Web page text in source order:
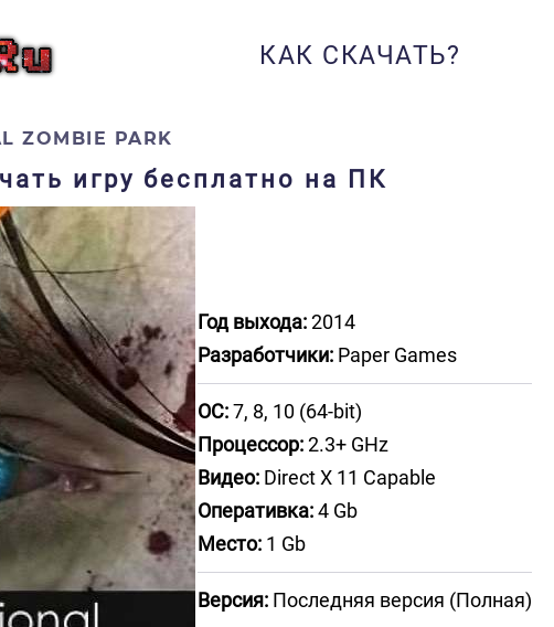
КАК СКАЧАТЬ?
ZOMBIE PARK
игру бесплатно на ПК
Год выхода:2014
Разработчики:Paper Games
ОС:7, 8, 10 (64-bit)
Процессор:2.3+ GHz
Видео:Direct X 11 Capable
Оперативка:4 Gb
Место:1 Gb
Версия:Последняя версия (Полная)